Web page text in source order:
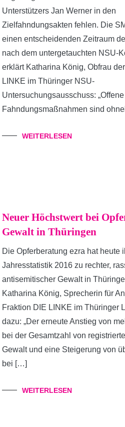
Unterstützers Jan Werner in den
Zielfahndungsakten fehlen. Die
einen entscheidenden Zeitraum
nach dem untergetauchten NSU-
erklärt Katharina König, Obfrau
LINKE im Thüringer NSU-
Untersuchungsausschuss:
Fahndungsmaßnahmen sind
WEITERLESEN
Neuer Höchstwert bei
Gewalt in Thüringen
Die Opferberatung ezra hat heute
Jahresstatistik 2016 zu rechter,
antisemitischer Gewalt in
Katharina König, Sprecherin für
Fraktion DIE LINKE im Thüringer
dazu: „Der erneute Anstieg von
bei der Gesamtzahl von
Gewalt und eine Steigerung von
bei […]
WEITERLESEN